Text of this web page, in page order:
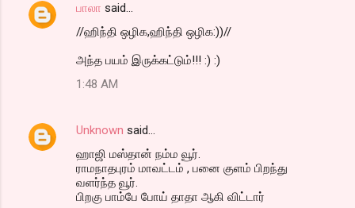
பாலா said…
//ஹிந்தி ஒழிக,ஹிந்தி ஒழிக:))//
அந்த பயம் இருக்கட்டும்!!! :) :)
1:48 AM
Unknown said…
ஹாஜி மஸ்தான் நம்ம வூர்.
ராமநாதபுரம் மாவட்டம் , பனை குளம் பிறந்து
வளர்ந்த வூர்.
பிறகு பாம்பே போய் தாதா ஆகி விட்டார்